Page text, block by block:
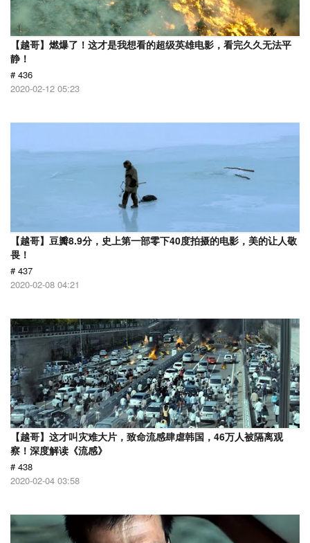
【越哥】燃爆了！这才是我想看的超级英雄电影，看完久久无法平
静！
# 436
2020-02-12 05:23
【越哥】豆瓣8.9分，史上第一部零下40度拍摄的电影，美的让人敬
畏！
# 437
2020-02-08 04:21
【越哥】这才叫灾难大片，致命流感肆虐韩国，46万人被隔离观
察！深度解读《流感》
# 438
2020-02-04 03:58